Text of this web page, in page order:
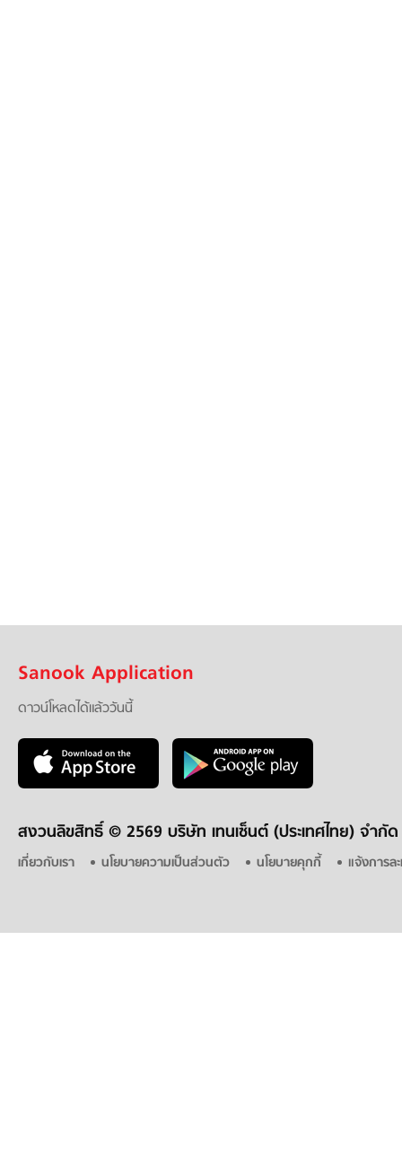
Sanook Application
ดาวน์โหลดได้แล้ววันนี้
สงวนลิขสิทธิ์ © 2569 บริษัท เทนเซ็นต์ (ประเทศไทย) จำกัด
เกี่ยวกับเรา นโยบายความเป็นส่วนตัว นโยบายคุกกี้ แจ้งการล